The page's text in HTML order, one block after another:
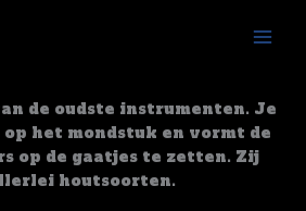
de oudste instrumenten. Je
het mondstuk en vormt de
op de gaatjes te zetten. Zij
houtsoorten.